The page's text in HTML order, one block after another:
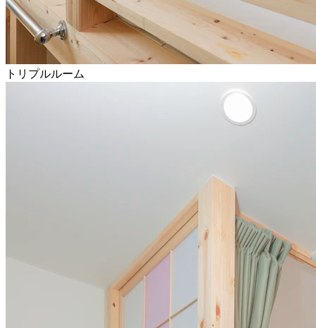
トリプルルーム